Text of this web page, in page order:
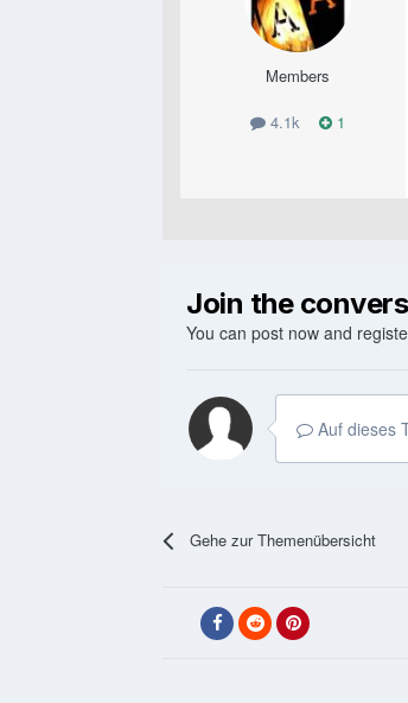
Members
4.1k 1
Join the
You can post now and
Auf dieses
Gehe zur Themenübersicht